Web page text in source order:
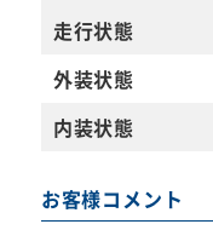
走行状態
外装状態
内装状態
お客様コメント